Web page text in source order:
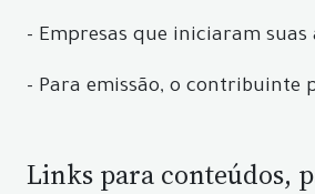
- Empresas que iniciaram
- Para emissão, o contribuinte
Links para conteúdos,